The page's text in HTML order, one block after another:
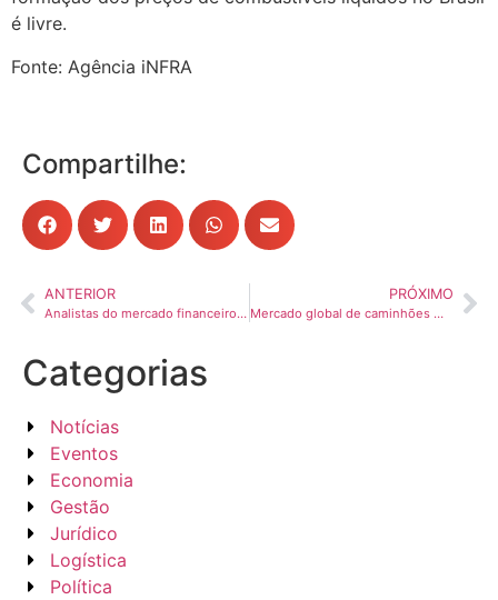
é livre.
Fonte: Agência iNFRA
Compartilhe:
ANTERIOR
Analistas do mercado financeiro sobem projeções para inflação e juros
PRÓXIMO
Mercado global de caminhões mais fraco leva montadoras a postura mais cautelosa em 2026
Categorias
Notícias
Eventos
Economia
Gestão
Jurídico
Logística
Política